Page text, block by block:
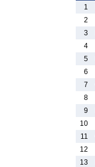
1
2
3
4
5
6
7
8
9
10
11
12
13